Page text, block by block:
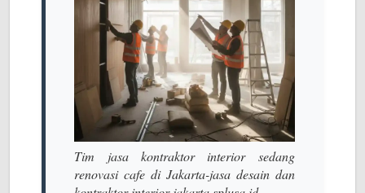
Tim jasa kontraktor interior sedang
renovasi cafe di Jakarta-jasa desain dan